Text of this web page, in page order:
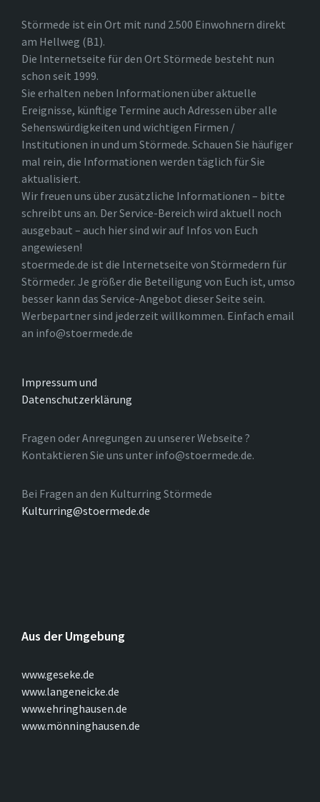
Störmede ist ein Ort mit rund 2.500 Einwohnern direkt
am Hellweg (B1).
Die Internetseite für den Ort Störmede besteht nun
schon seit 1999.
Sie erhalten neben Informationen über aktuelle
Ereignisse, künftige Termine auch Adressen über alle
Sehenswürdigkeiten und wichtigen Firmen /
Institutionen in und um Störmede. Schauen Sie häufiger
mal rein, die Informationen werden täglich für Sie
aktualisiert.
Wir freuen uns über zusätzliche Informationen – bitte
schreibt uns an. Der Service-Bereich wird aktuell noch
ausgebaut – auch hier sind wir auf Infos von Euch
angewiesen!
stoermede.de ist die Internetseite von Störmedern für
Störmeder. Je größer die Beteiligung von Euch ist, umso
besser kann das Service-Angebot dieser Seite sein.
Werbepartner sind jederzeit willkommen. Einfach email
an info@stoermede.de
Impressum und
Datenschutzerklärung
Fragen oder Anregungen zu unserer Webseite ?
Kontaktieren Sie uns unter info@stoermede.de.
Bei Fragen an den Kulturring Störmede
Kulturring@stoermede.de
Aus der Umgebung
www.geseke.de
www.langeneicke.de
www.ehringhausen.de
www.mönninghausen.de